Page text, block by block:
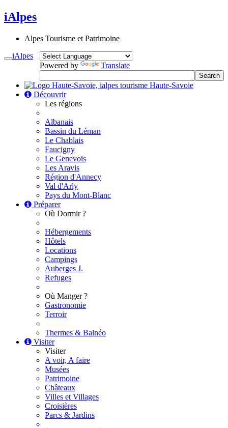
iAlpes
Alpes Tourisme et Patrimoine
Powered by Translate
Toggle
iAlpes
Haute-Savoie
Découvrir
Les régions
Albanais
Bassin du Léman
Le Chablais
Faucigny
Le Genevois
Les Aravis
Région d'Annecy
Val d'Arly
Pays du Mont-Blanc
Préparer
Où Dormir ?
Hébergements
Hôtels
Locations
Campings
Auberges J.
Refuges
Où Manger ?
Gastronomie
Terroir
Thermes & Balnéo
Visiter
Visiter
A voir, A faire
Musées
Patrimoine
Châteaux
Villes et Villages
Croisières
Parcs & Jardins